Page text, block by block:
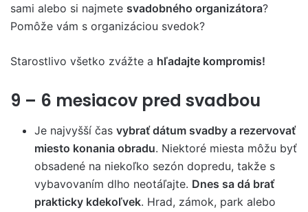
sami alebo si najmete svadobného organizátora?
Pomôže vám s organizáciou svedok?
Starostlivo všetko zvážte a hľadajte kompromis!
9 – 6 mesiacov pred svadbou
Je najvyšší čas vybrať dátum svadby a rezervovať
miesto konania obradu. Niektoré miesta môžu byť
obsadené na niekoľko sezón dopredu, takže s
vybavovaním dlho neotáľajte. Dnes sa dá brať
prakticky kdekoľvek. Hrad, zámok, park alebo